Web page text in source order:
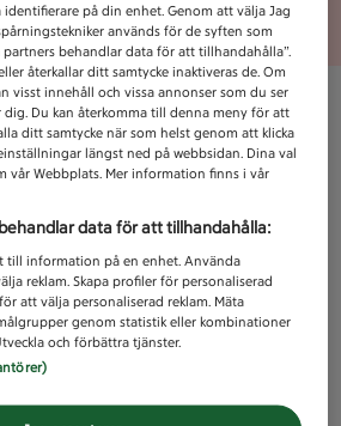
Unknown error
på din enhet. Genom att välja Jag
används för de syften som
partners behandlar data för att tillhandahålla”.
återkallar ditt samtycke inaktiveras de. Om
visst innehåll och vissa annonser som du ser
Du kan återkomma till denna meny för att
ditt samtycke när som helst genom att klicka
längst ned på webbsidan. Dina val
vår Webbplats. Mer information finns i vår
data för att tillhandahålla:
till information på en enhet. Använda
reklam. Skapa profiler för personaliserad
att välja personaliserad reklam. Mäta
genom statistik eller kombinationer
och förbättra tjänster.